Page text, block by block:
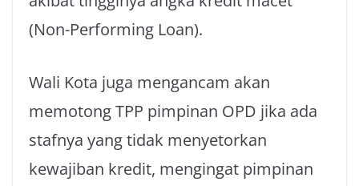
(Non-Performing Loan).
Wali Kota juga mengancam akan
memotong TPP pimpinan OPD jika ada
stafnya yang tidak menyetorkan
kewajiban kredit, mengingat pimpinan